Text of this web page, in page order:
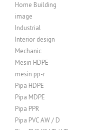
Home Building
image
Industrial
Interior design
Mechanic
Mesin HDPE
mesin pp-r
Pipa HDPE
Pipa MDPE
Pipa PPR
Pipa PVC AW / D